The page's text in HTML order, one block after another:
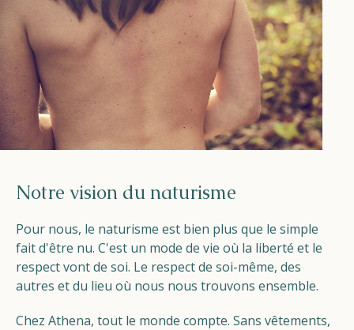
Notre vision du naturisme
Pour nous, le naturisme est bien plus que le simple
fait d'être nu. C'est un mode de vie où la liberté et le
respect vont de soi. Le respect de soi-même, des
autres et du lieu où nous nous trouvons ensemble.
Chez Athena, tout le monde compte. Sans vêtements,